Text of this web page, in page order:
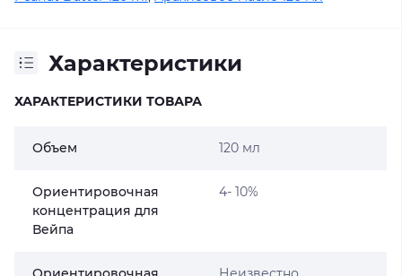
Характеристики
ХАРАКТЕРИСТИКИ ТОВАРА
Объем 120 мл
Ориентировочная
концентрация для
Вейпа
4- 10%